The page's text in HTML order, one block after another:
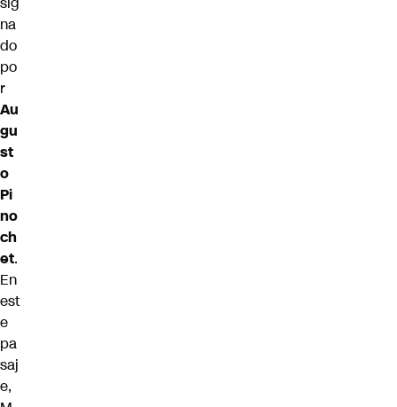
na
do
po
r
Au
gu
st
o
Pi
no
ch
et.
En
est
e
pa
saj
e,